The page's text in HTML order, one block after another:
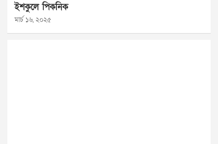
ইশকুলে পিকনিক
মার্চ ১৬, ২০২৫